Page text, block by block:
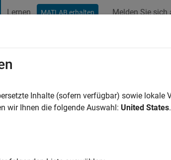
Lernen MATLAB erhalten Melden Sie sich
|Aktiv seit 2013
0
Inhalte (sofern verfügbar) sowie
wir Ihnen die folgende Auswahl: United States.